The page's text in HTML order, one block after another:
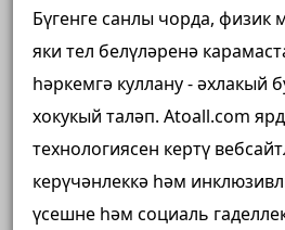
Бүгенге санлы чорда, физик
яки тел белүләренә
һәркемгә куллану - әхлакый
хокукый таләп. Atoall.com
технологиясен кертү
керүчәнлеккә һәм
үсешне һәм социаль